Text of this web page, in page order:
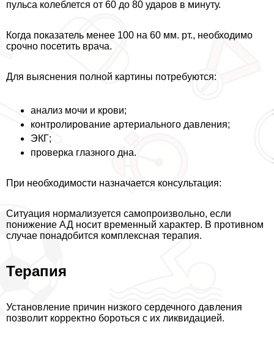
пульса колeблется от 60 до 80 ударов в минуту.
Когда показатель менее 100 на 60 мм. рт., необходимо
срочно посетить врача.
Для выяснения полной картины потребуются:
анализ мочи и крови;
контролирование артериального давления;
ЭКГ;
проверка глазного дна.
При необходимости назначается консультация:
Ситуация нормализуется самопроизвольно, если
понижение АД носит временный хаpaктер. В противном
случае понадобится комплексная терапия.
Терапия
Установление причин низкого сердечного давления
позволит корректно бороться с их ликвидацией.